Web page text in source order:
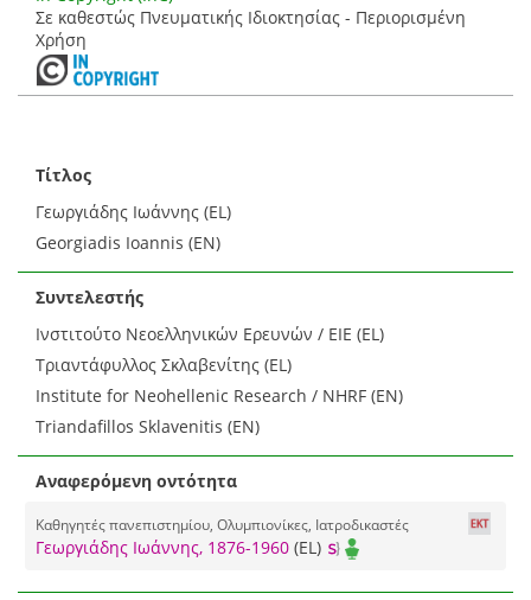
Σε καθεστώς Πνευματικής Ιδιοκτησίας - Περιορισμένη
Χρήση
Τίτλος
Γεωργιάδης Ιωάννης (EL)
Georgiadis Ioannis (EN)
Συντελεστής
Ινστιτούτο Νεοελληνικών Ερευνών / ΕΙΕ (EL)
Τριαντάφυλλος Σκλαβενίτης (EL)
Institute for Neohellenic Research / NHRF (EN)
Triandafillos Sklavenitis (EN)
Αναφερόμενη οντότητα
Καθηγητές πανεπιστημίου, Ολυμπιονίκες, Ιατροδικαστές
Γεωργιάδης Ιωάννης, 1876-1960 (EL)